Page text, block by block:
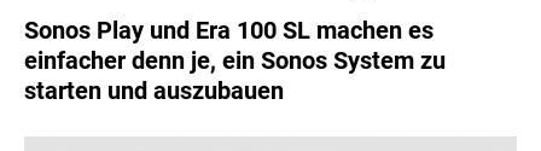
PUSTEFIX
META COMMUNICATION
REVELL
Sonos Play und Era 100 SL machen es
einfacher denn je, ein Sonos System zu
starten und auszubauen